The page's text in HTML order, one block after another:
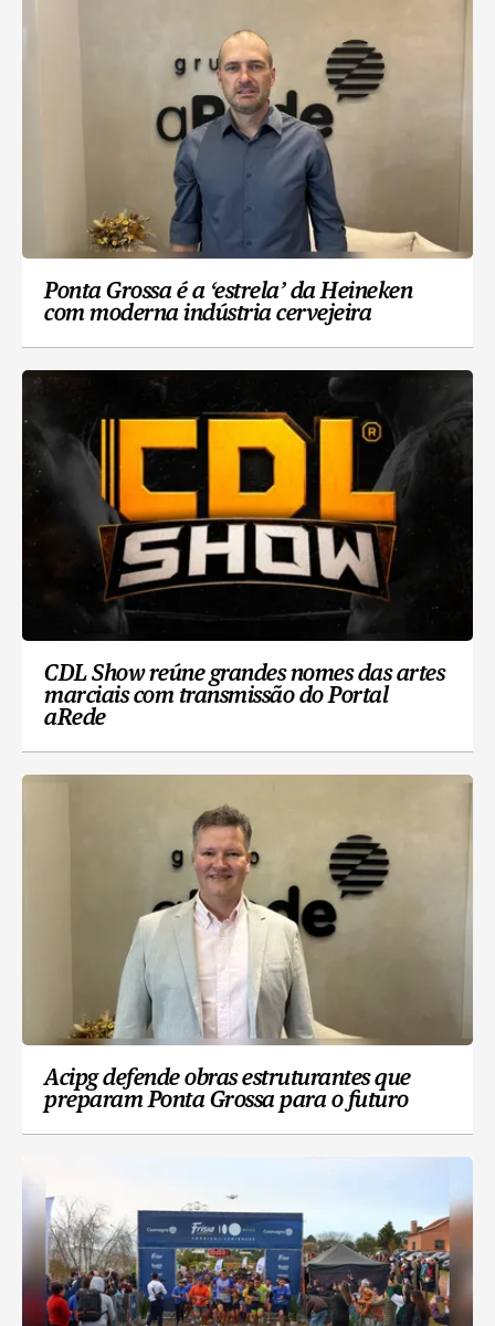
Ponta Grossa é a ‘estrela’ da Heineken
com moderna indústria cervejeira
CDL Show reúne grandes nomes das artes
marciais com transmissão do Portal
aRede
Acipg defende obras estruturantes que
preparam Ponta Grossa para o futuro